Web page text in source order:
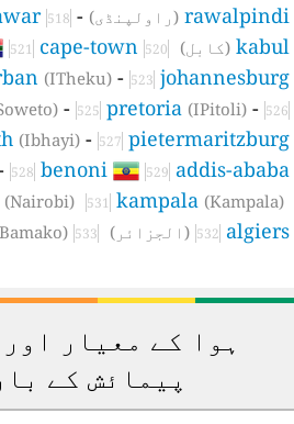
rawalpindi (راولپنڈی)-
518
kabul (كابل) 520
521 cape-town
(ITheku) -523 johannesburg
-525 pretoria(IPitoli) -526
(Ibhayi) -527 pietermaritzburg
528 benoni 529 addis-ababa
(Nairobi) 531 kampala(Kampala)
532 algiers (الجزائر) 533
ہوا کے معیار
پیمائش کے